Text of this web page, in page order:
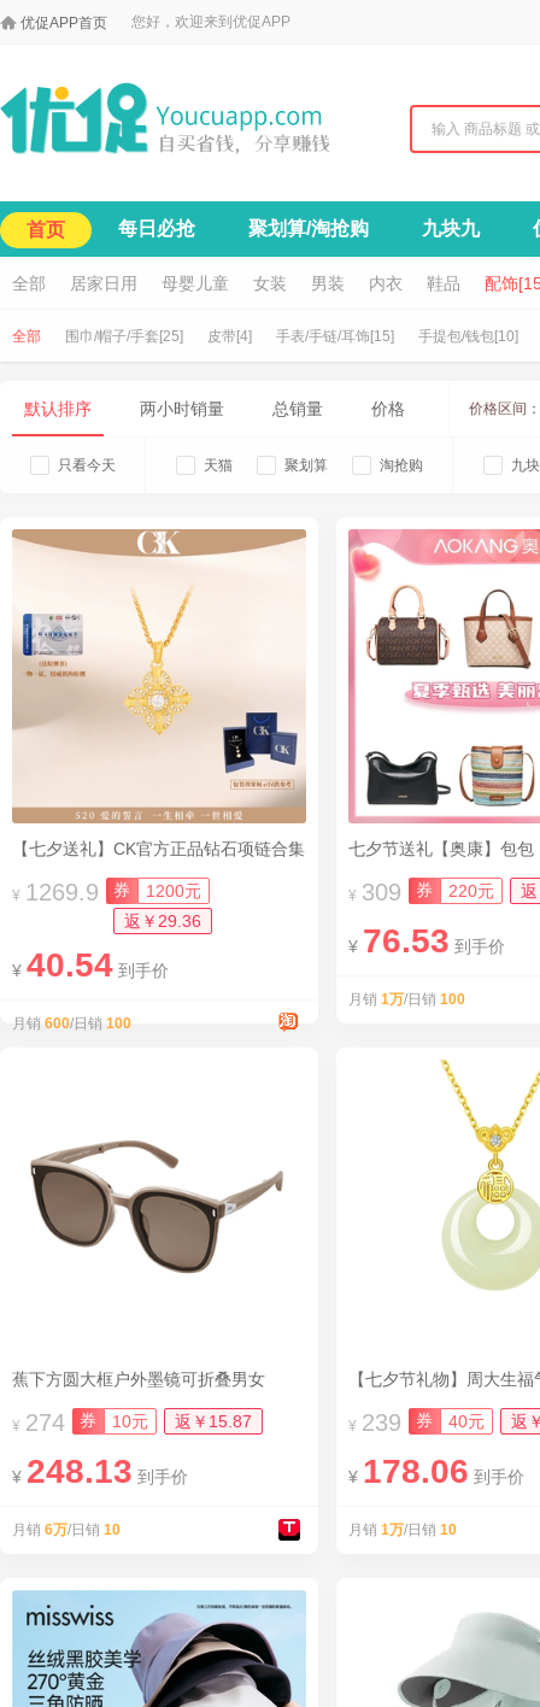
 优促APP首页 您好，欢迎来到优促APP
首页 每日必抢 聚划算/淘抢购 九块九
全部 居家日用 母婴儿童 女装 男装 内衣 鞋品 配饰
全部 围巾/帽子/手套[25] 皮带[4] 手表/手链/耳饰[15] 手提包/钱包[10]
默认排序 两小时销量 总销量 价格 价格区间：
只看今天 天猫 聚划算 淘抢购 九
【七夕送礼】CK官方正品钻石项链合集
¥ 1269.9 券
1200元
返￥29.36
¥ 40.54 到手价
月销 600/日销 100
七夕节送礼【奥康】包包
¥ 309 券 220元
¥ 76.53 到手价
月销 1万/日销 100
蕉下方圆大框户外墨镜可折叠男女
¥ 274 券 10元 返￥15.87
¥ 248.13 到手价
月销 6万/日销 10
¥ 239 券 40元 返
¥ 178.06 到手价
月销 1万/日销 10